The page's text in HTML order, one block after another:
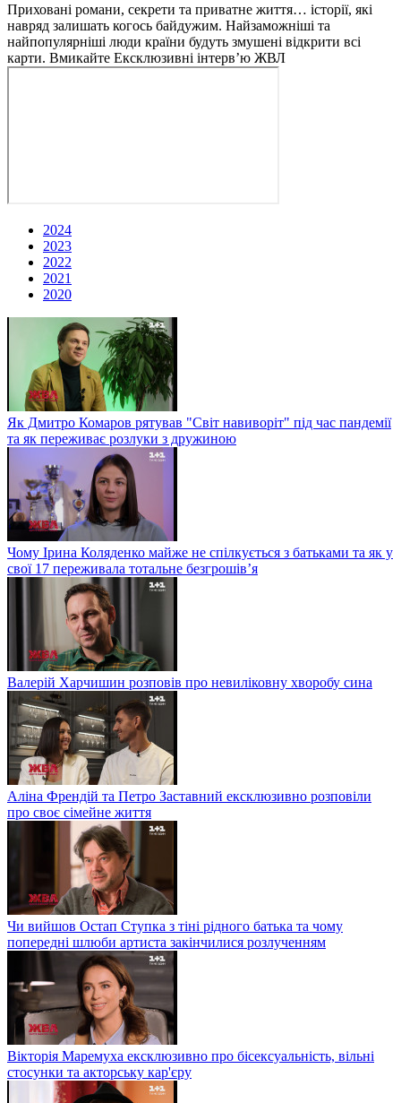
Приховані романи, секрети та приватне життя… історії, які
навряд залишать когось байдужим. Найзаможніші та
найпопулярніші люди країни будуть змушені відкрити всі
карти. Вмикайте Ексклюзивні інтерв’ю ЖВЛ
2024
2023
2022
2021
2020
Як Дмитро Комаров рятував "Світ навиворіт" під час пандемії
та як переживає розлуки з дружиною
Чому Ірина Коляденко майже не спілкується з батьками та як у
свої 17 переживала тотальне безгрошів’я
Валерій Харчишин розповів про невиліковну хворобу сина
Аліна Френдій та Петро Заставний ексклюзивно розповіли
про своє сімейне життя
Чи вийшов Остап Ступка з тіні рідного батька та чому
попередні шлюби артиста закінчилися розлученням
Вікторія Маремуха ексклюзивно про бісексуальність, вільні
стосунки та акторську кар'єру